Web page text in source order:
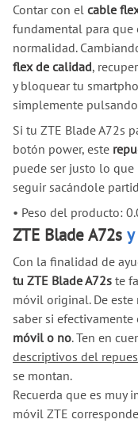
Contar con el cable
fundamental para que
normalidad.
flex de calidad,
y bloquear tu
simplemente
Si tu ZTE Blade A72s
botón power, este
puede ser justo lo
seguir sacándole
• Peso del producto:
ZTE Blade A72s
Con la finalidad de
tu ZTE Blade A72s te
móvil original. De este
saber si efectivamente
móvil o no. Ten en
descriptivos del
se montan.
Recuerda que es muy
móvil ZTE